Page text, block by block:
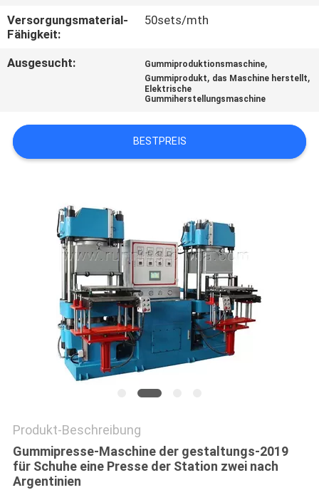
VERBINDUNG
NACHRICHTEN
SITEMAP
POLICY
Versorgungsmaterial-
Fähigkeit:
50sets/mth
Ausgesucht: Gummiproduktionsmaschine,
Gummiprodukt, das Maschine herstellt,
Elektrische
Gummiherstellungsmaschine
BESTPREIS
Produkt-Beschreibung
Gummipresse-Maschine der gestaltungs-2019
für Schuhe eine Presse der Station zwei nach
Argentinien